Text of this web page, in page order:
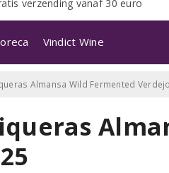
verzending vanaf 30 euro
Vindict Wine
Almansa Wild Fermented Verdejo